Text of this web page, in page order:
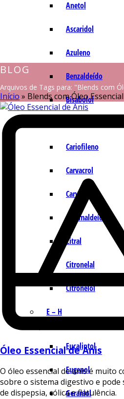
Anetol
Ascaridol
Azuleno
Benzaldeído
Bisabolol
Cariofileno
Carvacrol
Carvona
Cinamaldeído
Citral
Citronelal
Citronelol
E – H
Eucaliptol
Eugenol
Geraniol
BLOG
Arquivos de Tags para: "Blends com
Início » Blends com Óleo
Óleo Essencial de Anis
O óleo essencial de anis é muito
sobre o sistema digestivo e
de dispepsia, cólica e flatulência.